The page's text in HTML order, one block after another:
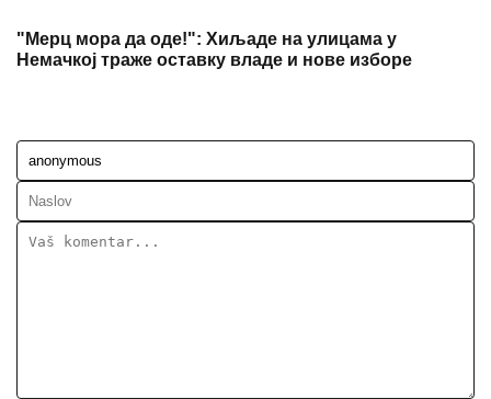
"Мерц мора да оде!": Хиљаде на улицама у
Немачкој траже оставку владе и нове изборе